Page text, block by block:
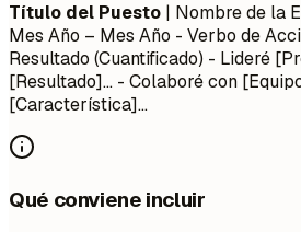
Título del Puesto | Nombre de la
Mes Año – Mes Año - Verbo de
Resultado (Cuantificado) - Lideré
[Resultado]... - Colaboré con
[Característica]...
Qué conviene incluir